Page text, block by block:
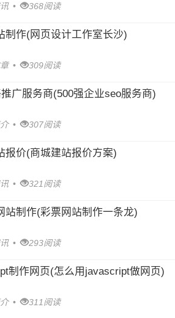
• 368阅读
制作(网页设计工作室长沙)
• 309阅读
广服务商(500强企业seo服务商)
• 307阅读
报价(商城建站报价方案)
• 321阅读
站制作(彩票网站制作一条龙)
• 293阅读
制作网页(怎么用javascript做网页)
• 311阅读